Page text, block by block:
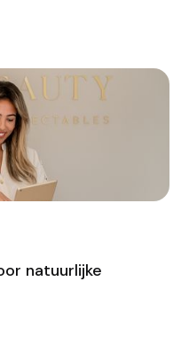
natuurlijke